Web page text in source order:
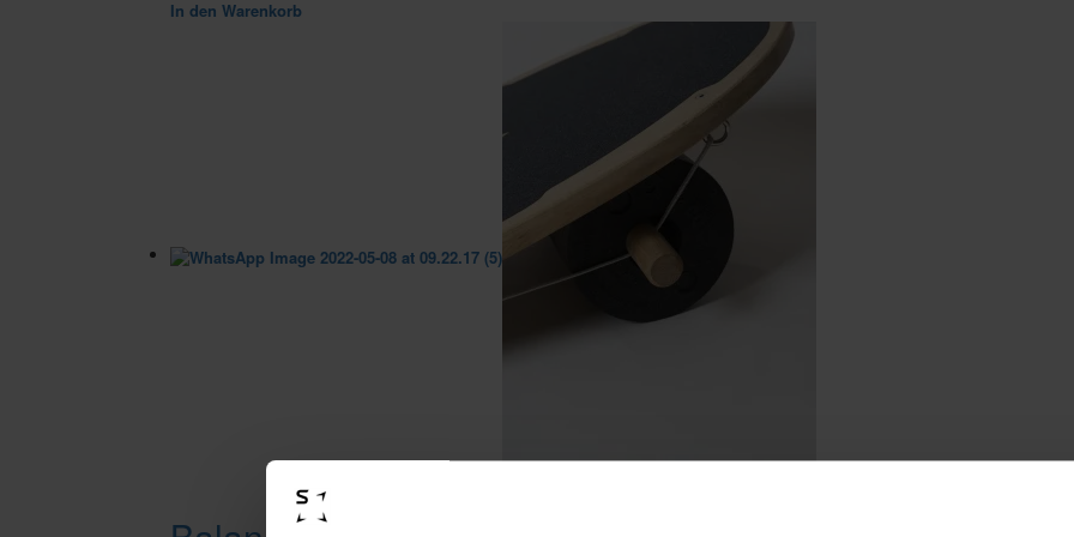
In den Warenkorb